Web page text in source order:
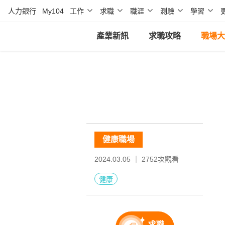
人力銀行 My104 工作 求職 職涯 測驗 學習
產業新訊 求職攻略 職場
健康職場
2024.03.05 ｜ 2752次觀看
健康